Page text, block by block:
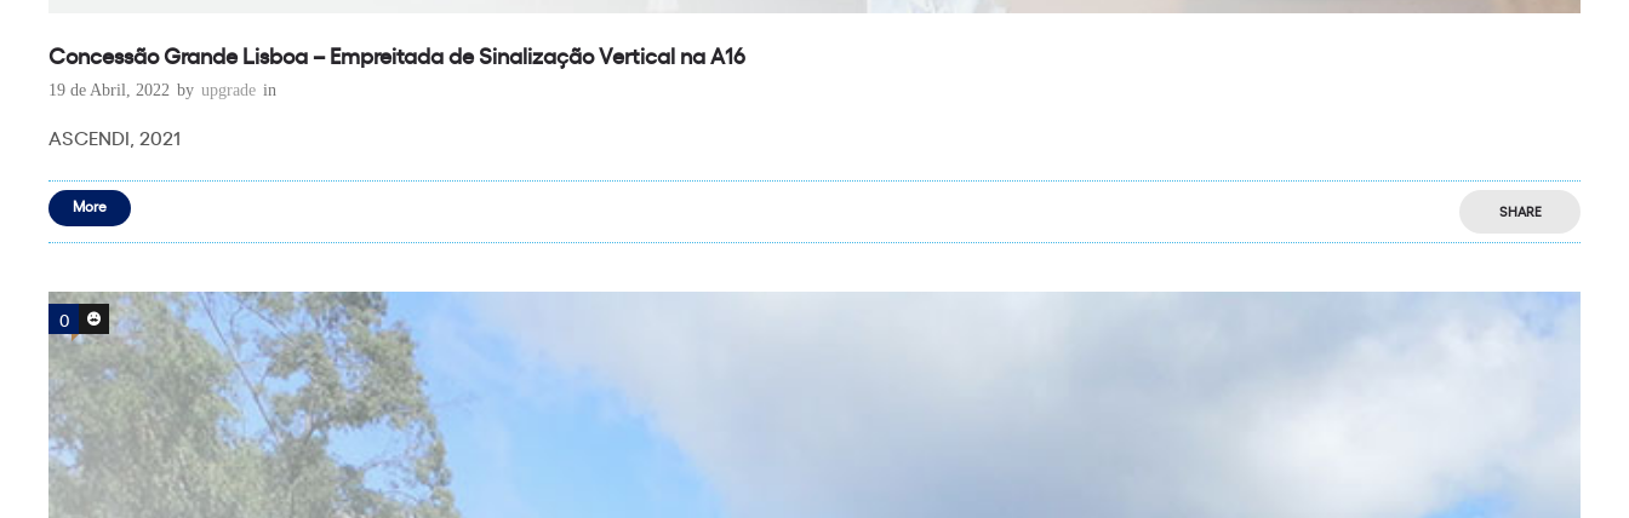
Concessão Grande Lisboa – Empreitada de Sinalização Vertical na A16
19 de Abril, 2022 by upgrade in
ASCENDI, 2021
More SHARE
0 0